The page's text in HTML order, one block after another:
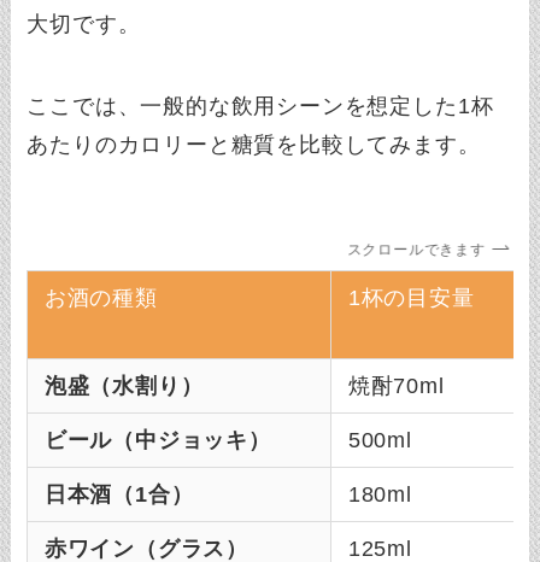
大切です。
ここでは、一般的な飲用シーンを想定した1杯
あたりのカロリーと糖質を比較してみます。
スクロールできます
お酒の種類 1杯の目安量
泡盛（水割り） 焼酎70ml
ビール（中ジョッキ） 500ml
日本酒（1合） 180ml
赤ワイン（グラス） 125ml